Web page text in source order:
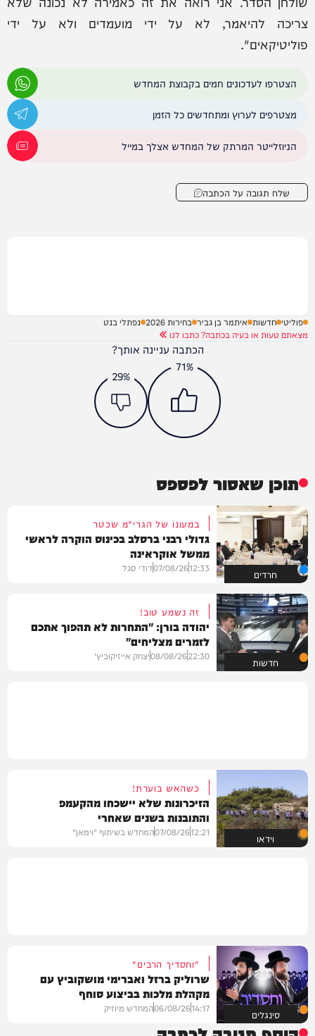
צריכה להיאמר, לא על ידי מועמדים ולא על ידי
פוליטיקאים".
הצטרפו לעדכונים חמים בקבוצת המחדש
מצטרפים לערוץ ומתחדשים כל הזמן
הניוזלייטר המרתק של המחדש אצלך במייל
שלח תגובה על הכתבה
פוליטי חדשות איתמר בן גביר בחירות 2026
נפתלי בנט
מצאתם טעות או בעיה בכתבה? כתבו לנו
הכתבה עניינה אותך?
71%
29%
תוכן שאסור לפספס
חרדים
במעונו של הגרי"מ שכטר
גדולי רבני ברסלב בכינוס הוקרה לראשי
ממשל אוקראינה
12:33
07/08/26דודי סגל
חדשות
זה נשמע טוב!
יהודה בורן: "התחרות לא תהפוך אתכם
לזמרים מצליחים"
22:30
08/08/26יצחק אייזיקוביץ'
וידאו
כשהאש בוערת!
הזיכרונות שלא יישכחו מהקעמפ
והתובנות בשנים שאחרי
12:21
07/08/26המחדש בשיתוף "וימאן"
סינגלים
"וחסדיך הרבים"
שרוליק ברזל ואברימי מושקוביץ עם
מקהלת מלכות בביצוע סוחף
14:17
06/08/26המחדש מיוזיק